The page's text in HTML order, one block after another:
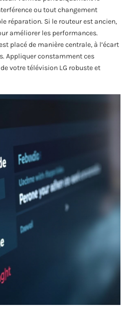
ou tout changement
réparation. Si le routeur est ancien,
améliorer les performances.
placé de manière centrale, à l’écart
Appliquer constamment ces
votre télévision LG robuste et